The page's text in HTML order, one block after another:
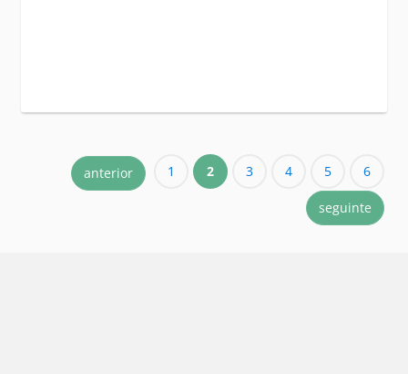
anterior 1 2 3 4 5 6
seguinte